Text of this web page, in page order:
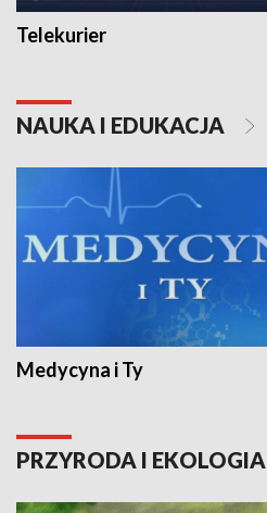
Telekurier
NAUKA I EDUKACJA
Medycyna i Ty
PRZYRODA I EKOLOGIA